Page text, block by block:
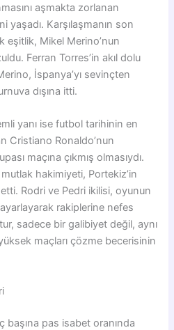
aşmakta zorlanan
yaşadı. Karşılaşmanın son
eşitlik, Mikel Merino’nun
Ferran Torres’in akıl dolu
İspanya’yı sevinçten
dışına itti.
yanı ise futbol tarihinin en
Cristiano Ronaldo’nun
maçına çıkmış olmasıydı.
hakimiyeti, Portekiz’in
Rodri ve Pedri ikilisi, oyunun
rakiplerine nefes
sadece bir galibiyet değil, aynı
maçları çözme becerisinin
başına pas isabet oranında